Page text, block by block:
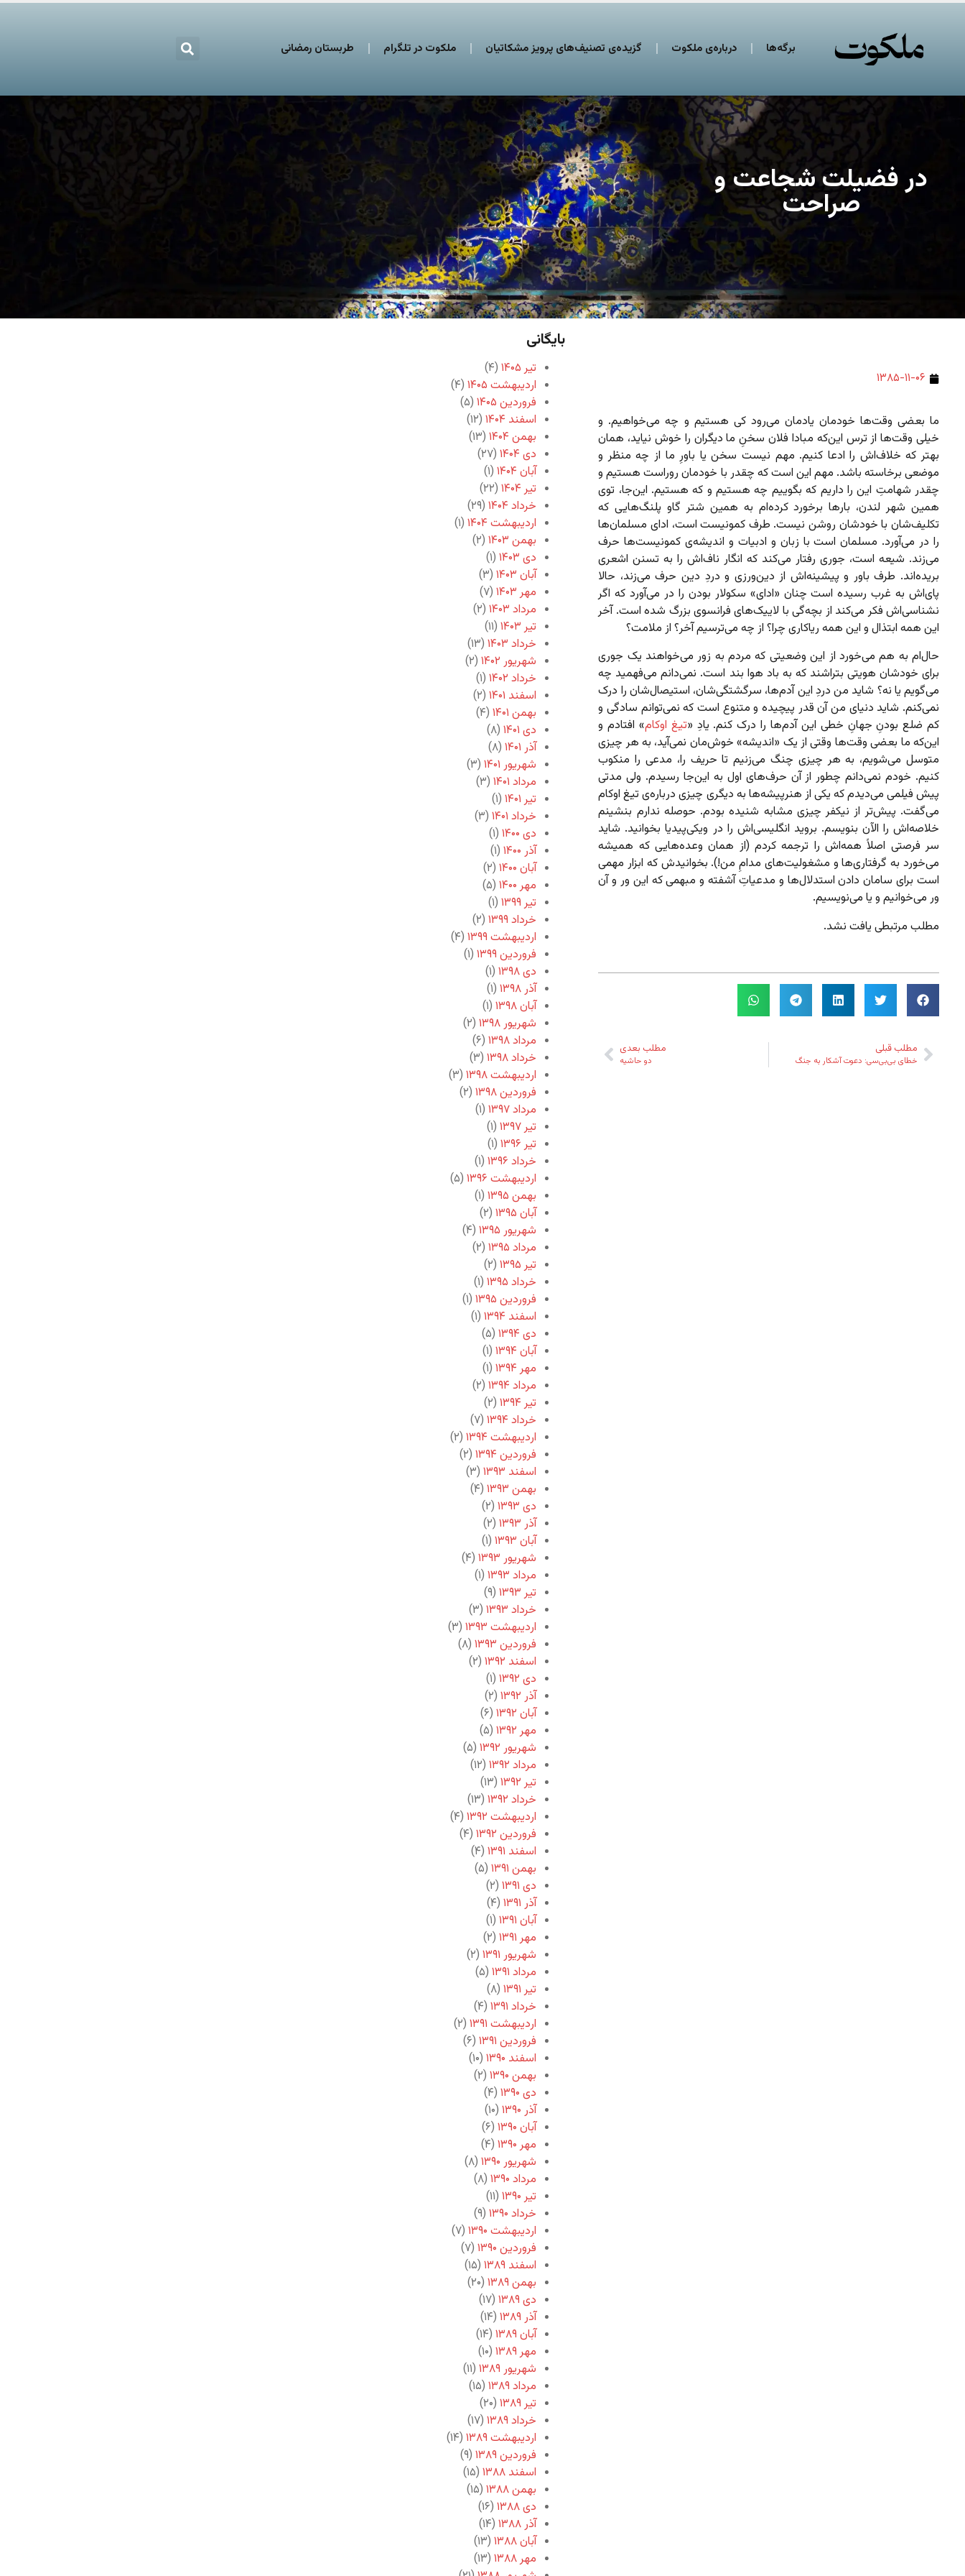
برگه‌ها درباره‌ی ملکوت گزیده‌ی تصنیف‌های پرویز مشکاتیان ملکوت در تلگرام طربستان رمضانی
در فضیلت شجاعت و
صراحت
۱۳۸۵-۱۱-۰۶
ما بعضی وقت‌ها خودمان یادمان می‌رود کی هستیم و چه می‌خواهیم. و
خیلی وقت‌ها از ترس این‌که مبادا فلان سخنِ ما دیگران را خوش نیاید، همان
بهتر که خلاف‌اش را ادعا کنیم. مهم نیست سخن یا باورِ ما از چه منظر و
موضعی برخاسته باشد. مهم این است که چقدر با خودمان روراست هستیم و
چقدر شهامتِ این را داریم که بگوییم چه هستیم و که هستیم. این‌جا، توی
همین شهر لندن، بارها برخورد کرده‌ام به همین شتر گاو پلنگ‌هایی که
تکلیف‌شان با خودشان روشن نیست. طرف کمونیست است، ادای مسلمان‌ها
را در می‌آورد. مسلمان است با زبان و ادبیات و اندیشه‌ی کمونیست‌ها حرف
می‌زند. شیعه است، جوری رفتار می‌کند که انگار ناف‌اش را به تسنن اشعری
بریده‌اند. طرف باور و پیشینه‌اش از دین‌ورزی و دردِ دین حرف می‌زند، حالا
پای‌اش به غرب رسیده است چنان «ادای» سکولار بودن را در می‌آورد که اگر
نشناسی‌اش فکر می‌کند از بچه‌گی با لاییک‌های فرانسوی بزرگ شده است. آخر
این همه ابتذال و این همه ریاکاری چرا؟ از چه می‌ترسیم آخر؟ از ملامت؟
حال‌ام به هم می‌خورد از این وضعیتی که مردم به زور می‌خواهند یک جوری
برای خودشان هویتی بتراشند که به باد هوا بند است. نمی‌دانم می‌فهمید چه
می‌گویم یا نه؟ شاید من دردِ این آدم‌ها، سرگشتگی‌شان، استیصال‌شان را درک
نمی‌کنم. شاید دنیای من آن قدر پیچیده و متنوع است که نمی‌توانم سادگی و
کم ضلع بودنِ جهانِ خطی این آدم‌ها را درک کنم. یادِ «تیغ اوکام» افتادم و
این‌که ما بعضی وقت‌ها وقتی از یک «اندیشه» خوش‌مان نمی‌آید، به هر چیزی
متوسل می‌شویم، به هر چیزی چنگ می‌زنیم تا حریف را، مدعی را منکوب
کنیم. خودم نمی‌دانم چطور از آن حرف‌های اول به این‌جا رسیدم. ولی مدتی
پیش فیلمی می‌دیدم که یکی از هنرپیشه‌ها به دیگری چیزی درباره‌ی تیغ اوکام
می‌گفت. پیش‌تر از نیکفر چیزی مشابه شنیده بودم. حوصله ندارم بنشینم
خلاصه‌اش را الآن بنویسم. بروید انگلیسی‌اش را در ویکی‌پیدیا بخوانید. شاید
سر فرصتی اصلاً همه‌اش را ترجمه کردم (از همان وعده‌هایی که همیشه
می‌خورد به گرفتاری‌ها و مشغولیت‌های مدامِ من!). بخوانیدش که ابزار مهمی
است برای سامان دادن استدلال‌ها و مدعیاتِ آشفته و مبهمی که این ور و آن
ور می‌خوانیم و یا می‌نویسیم.
مطلب مرتبطی یافت نشد.
مطلب قبلی
خطای بی‌بی‌سی:‌ دعوت آشکار به جنگ
مطلب بعدی
دو حاشیه
بایگانی
تیر ۱۴۰۵
(۴)
اردیبهشت ۱۴۰۵
(۴)
فروردین ۱۴۰۵
(۵)
اسفند ۱۴۰۴
(۱۲)
بهمن ۱۴۰۴
(۱۳)
دی ۱۴۰۴
(۲۷)
آبان ۱۴۰۴
(۱)
تیر ۱۴۰۴
(۲۲)
خرداد ۱۴۰۴
(۲۹)
اردیبهشت ۱۴۰۴
(۱)
بهمن ۱۴۰۳
(۲)
دی ۱۴۰۳
(۱)
آبان ۱۴۰۳
(۳)
مهر ۱۴۰۳
(۷)
مرداد ۱۴۰۳
(۲)
تیر ۱۴۰۳
(۱۱)
خرداد ۱۴۰۳
(۱۳)
شهریور ۱۴۰۲
(۲)
خرداد ۱۴۰۲
(۱)
اسفند ۱۴۰۱
(۲)
بهمن ۱۴۰۱
(۴)
دی ۱۴۰۱
(۸)
آذر ۱۴۰۱
(۸)
شهریور ۱۴۰۱
(۳)
مرداد ۱۴۰۱
(۳)
تیر ۱۴۰۱
(۱)
خرداد ۱۴۰۱
(۳)
دی ۱۴۰۰
(۱)
آذر ۱۴۰۰
(۱)
آبان ۱۴۰۰
(۲)
مهر ۱۴۰۰
(۵)
تیر ۱۳۹۹
(۱)
خرداد ۱۳۹۹
(۲)
اردیبهشت ۱۳۹۹
(۴)
فروردین ۱۳۹۹
(۱)
دی ۱۳۹۸
(۱)
آذر ۱۳۹۸
(۱)
آبان ۱۳۹۸
(۱)
شهریور ۱۳۹۸
(۲)
مرداد ۱۳۹۸
(۶)
خرداد ۱۳۹۸
(۳)
اردیبهشت ۱۳۹۸
(۳)
فروردین ۱۳۹۸
(۲)
مرداد ۱۳۹۷
(۱)
تیر ۱۳۹۷
(۱)
تیر ۱۳۹۶
(۱)
خرداد ۱۳۹۶
(۱)
اردیبهشت ۱۳۹۶
(۵)
بهمن ۱۳۹۵
(۱)
آبان ۱۳۹۵
(۲)
شهریور ۱۳۹۵
(۴)
مرداد ۱۳۹۵
(۲)
تیر ۱۳۹۵
(۲)
خرداد ۱۳۹۵
(۱)
فروردین ۱۳۹۵
(۱)
اسفند ۱۳۹۴
(۱)
دی ۱۳۹۴
(۵)
آبان ۱۳۹۴
(۱)
مهر ۱۳۹۴
(۱)
مرداد ۱۳۹۴
(۲)
تیر ۱۳۹۴
(۲)
خرداد ۱۳۹۴
(۷)
اردیبهشت ۱۳۹۴
(۲)
فروردین ۱۳۹۴
(۲)
اسفند ۱۳۹۳
(۳)
بهمن ۱۳۹۳
(۴)
دی ۱۳۹۳
(۲)
آذر ۱۳۹۳
(۲)
آبان ۱۳۹۳
(۱)
شهریور ۱۳۹۳
(۴)
مرداد ۱۳۹۳
(۱)
تیر ۱۳۹۳
(۹)
خرداد ۱۳۹۳
(۳)
اردیبهشت ۱۳۹۳
(۳)
فروردین ۱۳۹۳
(۸)
اسفند ۱۳۹۲
(۲)
دی ۱۳۹۲
(۱)
آذر ۱۳۹۲
(۲)
آبان ۱۳۹۲
(۶)
مهر ۱۳۹۲
(۵)
شهریور ۱۳۹۲
(۵)
مرداد ۱۳۹۲
(۱۲)
تیر ۱۳۹۲
(۱۳)
خرداد ۱۳۹۲
(۱۳)
اردیبهشت ۱۳۹۲
(۴)
فروردین ۱۳۹۲
(۴)
اسفند ۱۳۹۱
(۴)
بهمن ۱۳۹۱
(۵)
دی ۱۳۹۱
(۲)
آذر ۱۳۹۱
(۴)
آبان ۱۳۹۱
(۱)
مهر ۱۳۹۱
(۲)
شهریور ۱۳۹۱
(۲)
مرداد ۱۳۹۱
(۵)
تیر ۱۳۹۱
(۸)
خرداد ۱۳۹۱
(۴)
اردیبهشت ۱۳۹۱
(۲)
فروردین ۱۳۹۱
(۶)
اسفند ۱۳۹۰
(۱۰)
بهمن ۱۳۹۰
(۲)
دی ۱۳۹۰
(۴)
آذر ۱۳۹۰
(۱۰)
آبان ۱۳۹۰
(۶)
مهر ۱۳۹۰
(۴)
شهریور ۱۳۹۰
(۸)
مرداد ۱۳۹۰
(۸)
تیر ۱۳۹۰
(۱۱)
خرداد ۱۳۹۰
(۹)
اردیبهشت ۱۳۹۰
(۷)
فروردین ۱۳۹۰
(۷)
اسفند ۱۳۸۹
(۱۵)
بهمن ۱۳۸۹
(۲۰)
دی ۱۳۸۹
(۱۷)
آذر ۱۳۸۹
(۱۴)
آبان ۱۳۸۹
(۱۴)
مهر ۱۳۸۹
(۱۰)
شهریور ۱۳۸۹
(۱۱)
مرداد ۱۳۸۹
(۱۵)
تیر ۱۳۸۹
(۲۰)
خرداد ۱۳۸۹
(۱۷)
اردیبهشت ۱۳۸۹
(۱۴)
فروردین ۱۳۸۹
(۹)
اسفند ۱۳۸۸
(۱۵)
بهمن ۱۳۸۸
(۱۵)
دی ۱۳۸۸
(۱۶)
آذر ۱۳۸۸
(۱۴)
آبان ۱۳۸۸
(۱۳)
مهر ۱۳۸۸
(۱۳)